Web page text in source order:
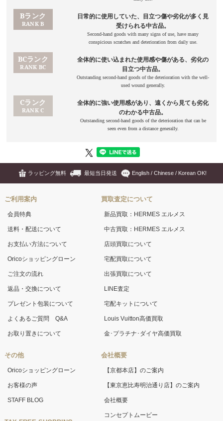
ラッピング無料 最短当日発送 English / Chinese / Korean OK!
ご利用案内
会員特典
送料・配送について
お支払い方法について
Oricoショッピングローン
ご注文の流れ
返品・交換について
プレゼント包装について
よくあるご質問 Q&A
お取り置きについて
その他
Oricoショッピングローン
お客様の声
STAFF BLOG
買取査定について
新品買取：HERMES エルメス
中古買取：HERMES エルメス
店頭買取について
宅配買取について
出張買取について
LINE査定
宅配キットについて
Louis Vuitton高価買取
金･プラチナ･ダイヤ高価買取
会社概要
【京都本店】のご案内
【東京恵比寿明治通り店】のご案内
会社概要
コンセプトムービー